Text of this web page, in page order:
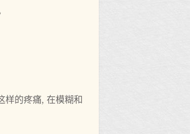
样的疼痛, 在模糊和